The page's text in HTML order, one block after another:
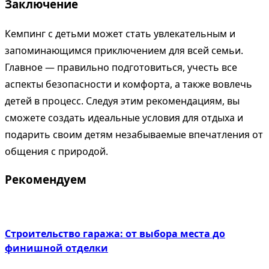
Заключение
Кемпинг с детьми может стать увлекательным и
запоминающимся приключением для всей семьи.
Главное — правильно подготовиться, учесть все
аспекты безопасности и комфорта, а также вовлечь
детей в процесс. Следуя этим рекомендациям, вы
сможете создать идеальные условия для отдыха и
подарить своим детям незабываемые впечатления от
общения с природой.
Рекомендуем
Строительство гаража: от выбора места до
финишной отделки